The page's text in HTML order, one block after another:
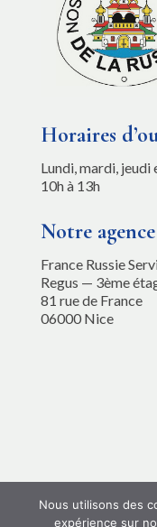
Horaires
Lundi, mardi, jeudi
10h à 13h
Notre agence
France Russie
Regus — 3ème
81 rue de France
06000 Nice
Nous utilisons des
expérience sur